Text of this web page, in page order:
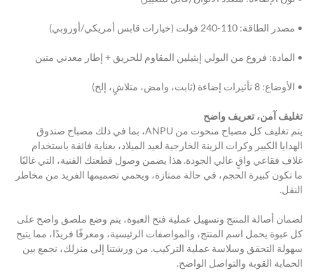
• مصدر الطاقة: 110-240 فولت (خيارات قابس أمريكي/أوروبي)
• المادة: فروع من البولي إيثيلين المقاوم للحريق + إطار معدني متين
• الأوضاع: 8 تأثيرات إضاءة (ثابت، وامض، متلاشٍ، إلخ)
تغليف آمن، تعريف واضح
يتم تغليف كل مصباح منحوت من ANPU، بما في ذلك مصباح صندوق
الهدايا الكبير وكرات الزينة الخارجية لعيد الميلاد، بعناية فائقة باستخدام
غلاف فقاعي واقٍ عالي الجودة. هذا يضمن وصول قطعتك الفنية، التي غالبًا
ما تكون كبيرة الحجم، في حالة ممتازة، ويحمي تصميمها الفريد من مخاطر
النقل.
لضمان أصالة المنتج وتسهيل عملية فتح العبوة، يتم وضع ملصق واضح على
كل عبوة يحمل اسم المنتج، والمواصفات الرئيسية، ومعرفًا فريدًا، مما يتيح
سهولة التحقق وسلاسة عملية التركيب. من ورشتنا إلى منزلك، نجمع بين
الحماية القوية والتواصل الواضح.